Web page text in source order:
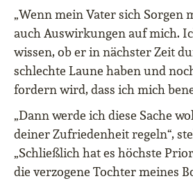
„Wenn mein Vater sich Sorgen
auch Auswirkungen auf mich.
wissen, ob er in nächster Zeit
schlechte Laune haben und
fordern wird, dass ich mich
„Dann werde ich diese Sache
deiner Zufriedenheit regeln“,
„Schließlich hat es höchste
die verzogene Tochter meines